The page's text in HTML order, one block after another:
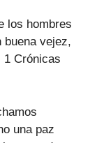
los hombres
buena vejez,
1 Crónicas
una paz